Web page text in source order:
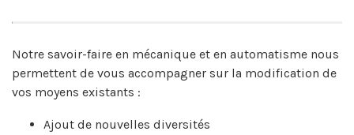
Notre savoir-faire en mécanique et en automatisme nous
permettent de vous accompagner sur la modification de
vos moyens existants :
Ajout de nouvelles diversités